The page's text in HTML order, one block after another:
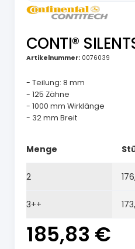
CONTI®
Artikelnummer: 0076039
- Teilung: 8 mm
- 125 Zähne
- 1000 mm Wirklänge
- 32 mm Breit
Menge
2
3++
185,83 €